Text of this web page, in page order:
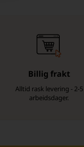
Billig frakt
Alltid rask levering - 2-5
arbeidsdager.